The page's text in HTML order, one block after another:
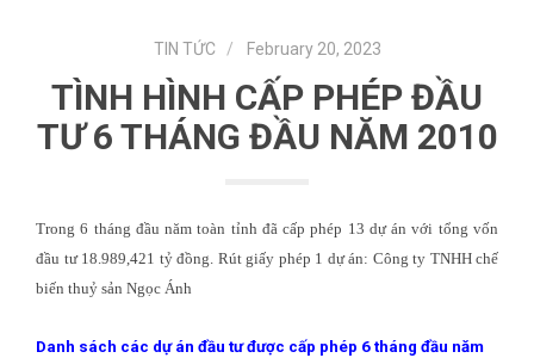
TIN TỨC February 20, 2023
TÌNH HÌNH CẤP PHÉP ĐẦU
TƯ 6 THÁNG ĐẦU NĂM 2010
Trong 6 tháng đầu năm toàn tỉnh đã cấp phép 13 dự án với tổng vốn
đầu tư 18.989,421 tỷ đồng. Rút giấy phép 1 dự án: Công ty TNHH chế
biến thuỷ sản Ngọc Ánh
Danh sách các dự án đầu tư được cấp phép 6 tháng đầu năm